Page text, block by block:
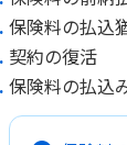
保険料の払込
契約の復活
保険料の払込